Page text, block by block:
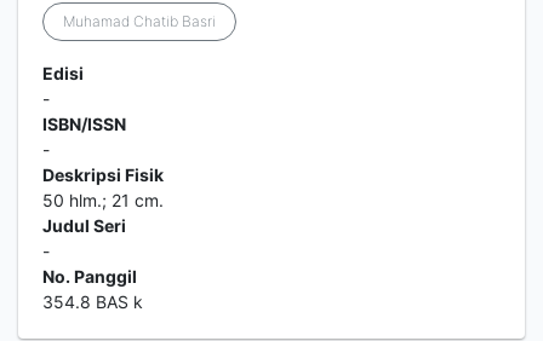
Muhamad Chatib Basri
Edisi
-
ISBN/ISSN
-
Deskripsi Fisik
50 hlm.; 21 cm.
Judul Seri
-
No. Panggil
354.8 BAS k